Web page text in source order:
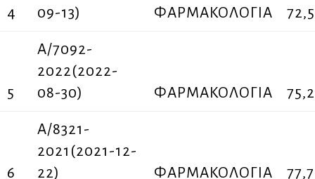
4
09-13)
ΦΑΡΜΑΚΟΛΟΓΙΑ 72,5
5
A/7092-
2022(2022-
08-30)
ΦΑΡΜΑΚΟΛΟΓΙΑ
6
Α/8321-
2021(2021-12-
22)
ΦΑΡΜΑΚΟΛΟΓΙΑ